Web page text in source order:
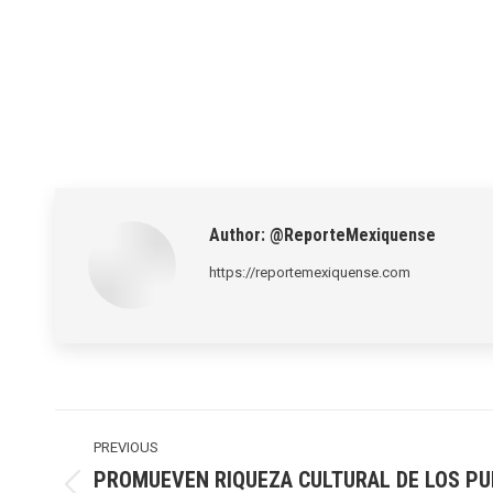
Author: @ReporteMexiquense
https://reportemexiquense.com
navigation
PREVIOUS
PROMUEVEN RIQUEZA CULTURAL DE LOS